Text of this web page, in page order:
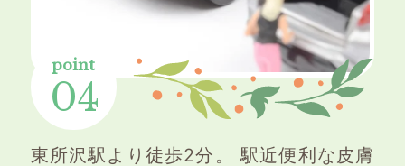
point
04
東所沢駅より徒歩2分。 駅近便利な皮膚